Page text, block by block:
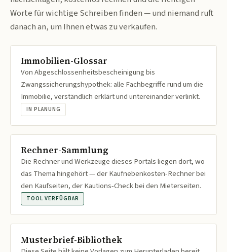
Worte für wichtige Schreiben finden — und niemand ruft
danach an, um Ihnen etwas zu verkaufen.
Immobilien-Glossar
Von Abgeschlossenheitsbescheinigung bis
Zwangssicherungshypothek: alle Fachbegriffe rund um die
Immobilie, verständlich erklärt und untereinander verlinkt.
IN PLANUNG
Rechner-Sammlung
Die Rechner und Werkzeuge dieses Portals liegen dort, wo
das Thema hingehört — der Kaufnebenkosten-Rechner bei
den Kaufseiten, der Kautions-Check bei den Mieterseiten.
TOOL VERFÜGBAR
Musterbrief-Bibliothek